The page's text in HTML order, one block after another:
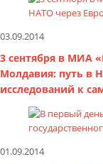
03.09.2014
3 сентября в МИА
Молдавия: путь в
исследований к
01.09.2014